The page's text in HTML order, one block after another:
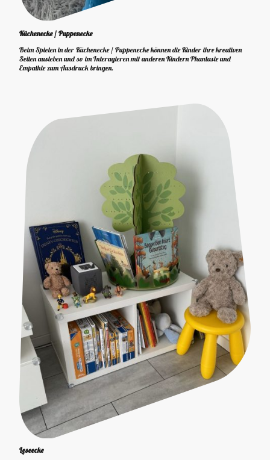
Küchenecke / Puppenecke
Beim Spielen in der Küchenecke / Puppenecke können die Kinder ihre kreativen
Seiten ausleben und so im Interagieren mit anderen Kindern Phantasie und
Empathie zum Ausdruck bringen.
Leseecke